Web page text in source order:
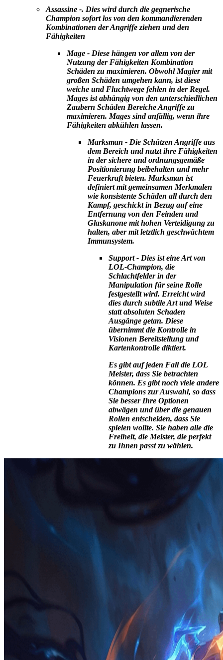
Assassine -. Dies wird durch die gegnerische
Champion sofort los von den kommandierenden
Kombinationen der Angriffe ziehen und den
Fähigkeiten
Mage - Diese hängen vor allem von der
Nutzung der Fähigkeiten Kombination
Schäden zu maximieren. Obwohl Magier mit
großen Schäden umgehen kann, ist diese
weiche und Fluchtwege fehlen in der Regel.
Mages ist abhängig von den unterschiedlichen
Zaubern Schäden Bereiche Angriffe zu
maximieren. Mages sind anfällig, wenn ihre
Fähigkeiten abkühlen lassen.
Marksman - Die Schützen Angriffe aus
dem Bereich und nutzt ihre Fähigkeiten
in der sichere und ordnungsgemäße
Positionierung beibehalten und mehr
Feuerkraft bieten. Marksman ist
definiert mit gemeinsamen Merkmalen
wie konsistente Schäden all durch den
Kampf, geschickt in Bezug auf eine
Entfernung von den Feinden und
Glaskanone mit hohen Verteidigung zu
halten, aber mit letztlich geschwächtem
Immunsystem.
Support - Dies ist eine Art von
LOL-Champion, die
Schlachtfelder in der
Manipulation für seine Rolle
festgestellt wird. Erreicht wird
dies durch subtile Art und Weise
statt absoluten Schaden
Ausgänge getan. Diese
übernimmt die Kontrolle in
Visionen Bereitstellung und
Kartenkontrolle diktiert.
Es gibt auf jeden Fall die LOL
Meister, dass Sie betrachten
können. Es gibt noch viele andere
Champions zur Auswahl, so dass
Sie besser Ihre Optionen
abwägen und über die genauen
Rollen entscheiden, dass Sie
spielen wollte. Sie haben alle die
Freiheit, die Meister, die perfekt
zu Ihnen passt zu wählen.